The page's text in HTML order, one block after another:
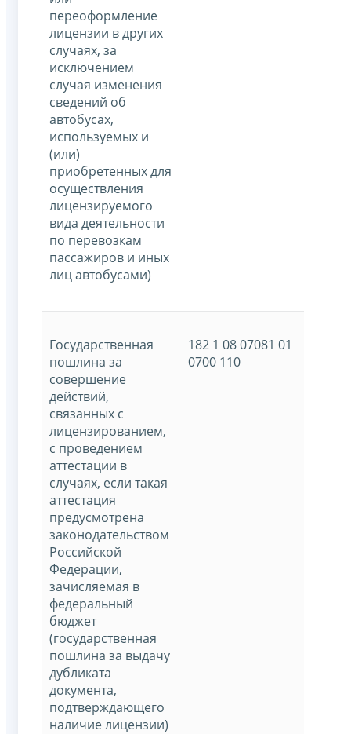
переоформление
лицензии в других
случаях, за
исключением
случая изменения
сведений об
автобусах,
используемых и
(или)
приобретенных для
осуществления
лицензируемого
вида деятельности
по перевозкам
пассажиров и иных
лиц автобусами)
Государственная
пошлина за
совершение
действий,
связанных с
лицензированием,
с проведением
аттестации в
случаях, если такая
аттестация
предусмотрена
законодательством
Российской
Федерации,
зачисляемая в
федеральный
бюджет
(государственная
пошлина за выдачу
дубликата
документа,
подтверждающего
наличие лицензии)
182 1 08 07081 01
0700 110